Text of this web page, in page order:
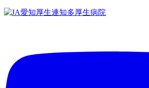
コ
ス
キ